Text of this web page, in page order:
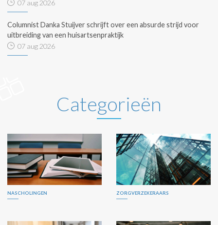
07 aug 2026
Columnist Danka Stuijver schrijft over een absurde strijd voor
uitbreiding van een huisartsenpraktijk
07 aug 2026
Categorieën
NASCHOLINGEN ZORGVERZEKERAARS